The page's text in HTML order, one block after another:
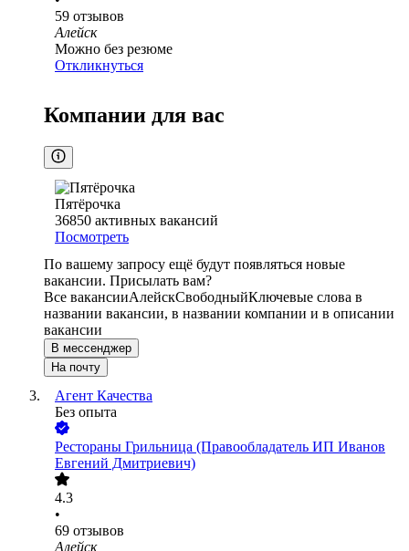
59 отзывов
Алейск
Можно без резюме
Откликнуться
Компании для вас
Пятёрочка
36850 активных вакансий
Посмотреть
По вашему запросу ещё будут появляться новые
вакансии. Присылать вам?
Все вакансииАлейскСвободныйКлючевые слова в
названии вакансии, в названии компании и в описании
вакансии
В мессенджер
На почту
Агент Качества
Без опыта
Рестораны Грильница (Правообладатель ИП Иванов
Евгений Дмитриевич)
4.3
•
69 отзывов
Алейск